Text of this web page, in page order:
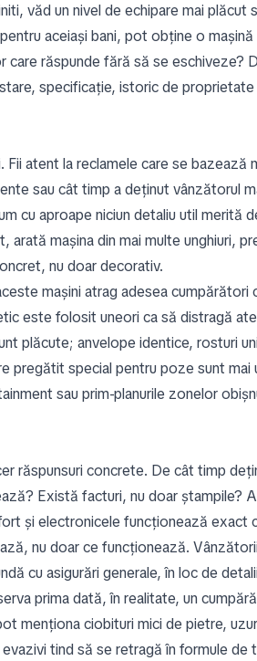
văd un nivel de echipare mai plăcut
aceiași bani, pot obține o
care răspunde fără să se eschiveze?
specificație, istoric de proprietate
atent la reclamele care se bazează
sau cât timp a deținut vânzătorul
cu aproape niciun detaliu util merită
mașina din mai multe unghiuri,
nu doar decorativ.
mașini atrag adesea cumpărători
este folosit uneori ca să distragă
plăcute; anvelope identice, rosturi
pregătit special pentru poze sunt mai
sau prim-planurile zonelor
răspunsuri concrete. De cât timp
Există facturi, nu doar ștampile?
și electronicele funcționează exact
nu doar ce funcționează.
cu asigurări generale, în loc de
prima dată, în realitate, un
menționa ciobituri mici de pietre,
tind să se retragă în formule de